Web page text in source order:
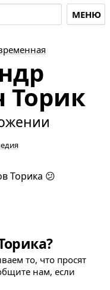
МЕНЮ
Торик
Торика 😕
то, что просят
нам, если